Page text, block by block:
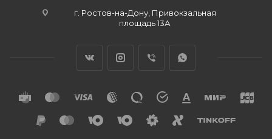
г. Ростов-на-Дону, Привокзальная
площадь 13А